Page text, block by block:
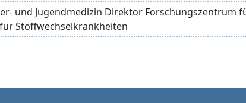
und Jugendmedizin Direktor Forschungszentrum
Stoffwechselkrankheiten